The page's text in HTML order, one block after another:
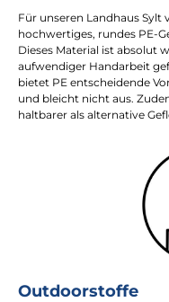
Für unseren Landhaus
hochwertiges, rundes PE-
Dieses Material ist absolut
aufwendiger Handarbeit
bietet PE entscheidende
und bleicht nicht aus.
haltbarer als alternative
Outdoorstoffe